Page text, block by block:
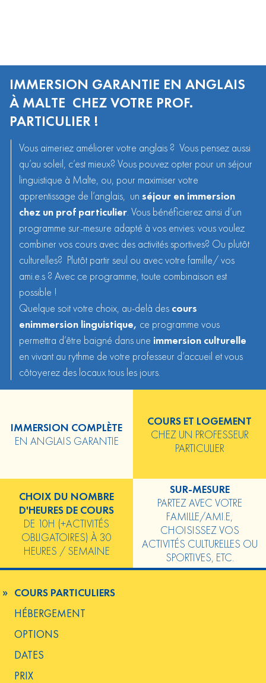
IMMERSION GARANTIE EN ANGLAIS
À MALTE CHEZ VOTRE PROF.
PARTICULIER !
Vous aimeriez améliorer votre anglais ? Vous pensez aussi
qu’au soleil, c’est mieux? Vous pouvez opter pour un séjour
linguistique à Malte, ou, pour maximiser votre
apprentissage de l’anglais, un séjour en immersion
chez un prof particulier. Vous bénéficierez ainsi d’un
programme sur-mesure adapté à vos envies: vous voulez
combiner vos cours avec des activités sportives? Ou plutôt
culturelles? Plutôt partir seul ou avec votre famille/ vos
ami.e.s ? Avec ce programme, toute combinaison est
possible !
Quelque soit votre choix, au-delà des cours
enimmersion linguistique, ce programme vous
permettra d’être baigné dans une immersion culturelle
en vivant au rythme de votre professeur d’accueil et vous
côtoyerez des locaux tous les jours.
IMMERSION COMPLÈTE
EN ANGLAIS GARANTIE
COURS ET LOGEMENT
CHEZ UN PROFESSEUR
PARTICULIER
CHOIX DU NOMBRE
D'HEURES DE COURS
DE 10H (+ACTIVITÉS
OBLIGATOIRES) À 30
HEURES / SEMAINE
SUR-MESURE
PARTEZ AVEC VOTRE
FAMILLE/AMI.E,
CHOISISSEZ VOS
ACTIVITÉS CULTURELLES OU
SPORTIVES, ETC.
COURS PARTICULIERS
HÉBERGEMENT
OPTIONS
DATES
PRIX